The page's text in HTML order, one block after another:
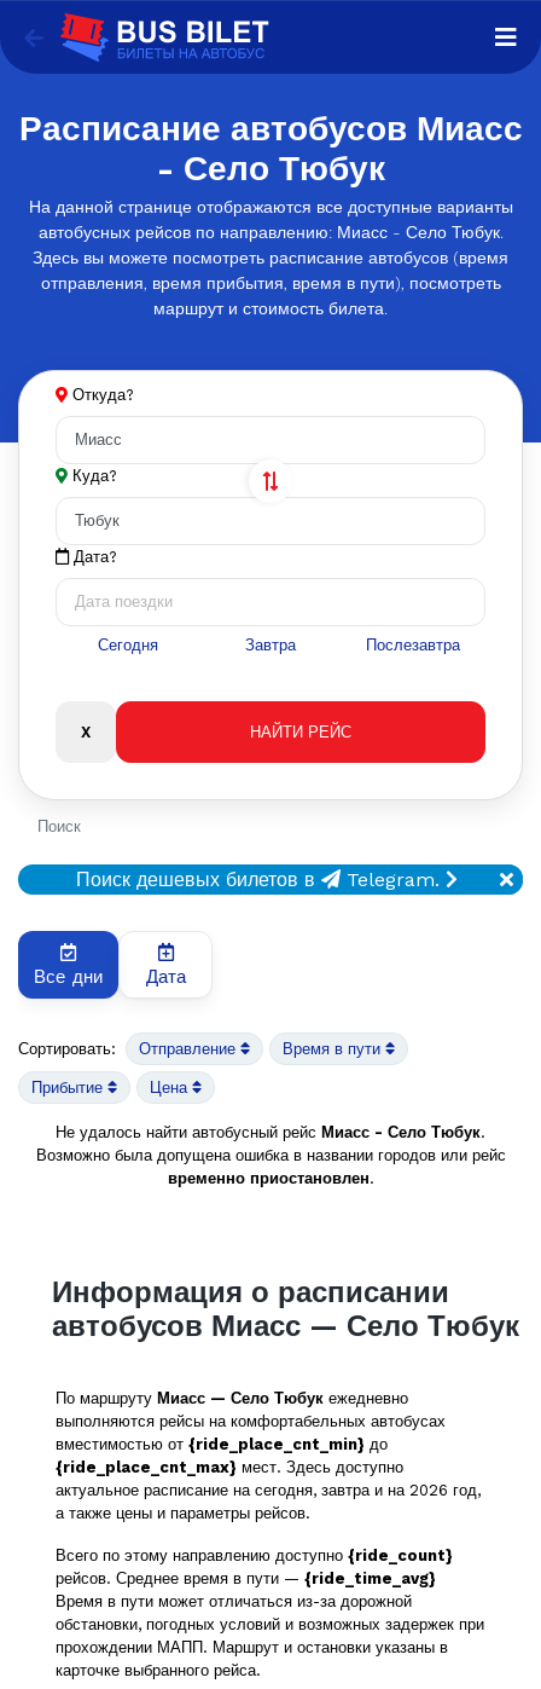
Расписание автобусов Миасс
- Село Тюбук
На данной странице отображаются все доступные варианты
автобусных рейсов по направлению: Миасс - Село Тюбук.
Здесь вы можете посмотреть расписание автобусов (время
отправления, время прибытия, время в пути), посмотреть
маршрут и стоимость билета.
Откуда?
Куда?
Дата?
Сегодня Завтра Послезавтра
Поиск
Поиск дешевых билетов в Telegram.
Все дни Дата
Сортировать: Отправление Время в пути
Прибытие Цена
Не удалось найти автобусный рейс Миасс - Село Тюбук.
Возможно была допущена ошибка в названии городов или рейс
временно приостановлен.
Информация о расписании
автобусов Миасс — Село Тюбук
По маршруту Миасс — Село Тюбук ежедневно
выполняются рейсы на комфортабельных автобусах
вместимостью от {ride_place_cnt_min} до
{ride_place_cnt_max} мест. Здесь доступно
актуальное расписание на сегодня, завтра и на 2026 год,
а также цены и параметры рейсов.
Всего по этому направлению доступно {ride_count}
рейсов. Среднее время в пути — {ride_time_avg}
Время в пути может отличаться из-за дорожной
обстановки, погодных условий и возможных задержек при
прохождении МАПП. Маршрут и остановки указаны в
карточке выбранного рейса.